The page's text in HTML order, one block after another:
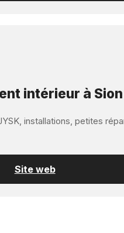
intérieur à
installations, petites
Site web